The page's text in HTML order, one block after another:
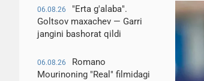
06.08.26
"Erta g'alaba".
Goltsov maxachev — Garri
jangini bashorat qildi
06.08.26
Romano
Mourinoning "Real" filmidagi